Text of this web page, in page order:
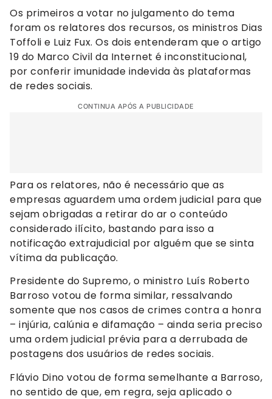
Os primeiros a votar no julgamento do tema
foram os relatores dos recursos, os ministros Dias
Toffoli e Luiz Fux. Os dois entenderam que o artigo
19 do Marco Civil da Internet é inconstitucional,
por conferir imunidade indevida às plataformas
de redes sociais.
CONTINUA APÓS A PUBLICIDADE
Para os relatores, não é necessário que as
empresas aguardem uma ordem judicial para que
sejam obrigadas a retirar do ar o conteúdo
considerado ilícito, bastando para isso a
notificação extrajudicial por alguém que se sinta
vítima da publicação.
Presidente do Supremo, o ministro Luís Roberto
Barroso votou de forma similar, ressalvando
somente que nos casos de crimes contra a honra
– injúria, calúnia e difamação – ainda seria preciso
uma ordem judicial prévia para a derrubada de
postagens dos usuários de redes sociais.
Flávio Dino votou de forma semelhante a Barroso,
no sentido de que, em regra, seja aplicado o